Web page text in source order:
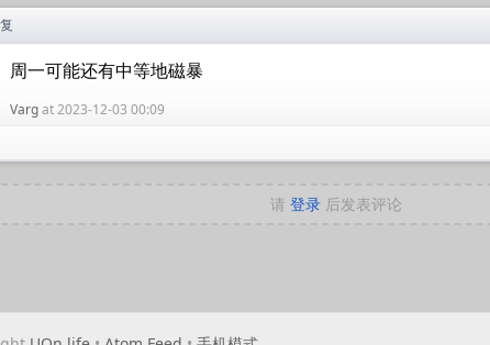
周一可能还有中等地磁暴
Vargat 2023-12-03 00:09
请 登录 后发表评论